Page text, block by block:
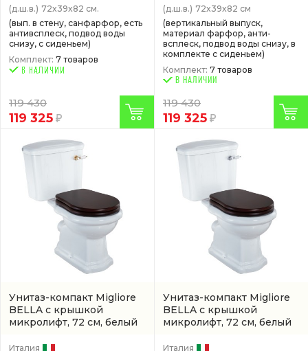
(д.ш.в.) 72x39x82 см.
(вып. в стену, санфарфор, есть
антивсплеск, подвод воды
снизу, с сиденьем)
Комплект: 7 товаров
119 430
119 325
(д.ш.в.) 72x39x82 см
(вертикальный выпуск,
материал фарфор, анти-
всплеск, подвод воды снизу, в
комплекте с сиденьем)
Комплект: 7 товаров
В НАЛИЧИИ
119 430
119 325
Унитаз-компакт Migliore
BELLA с крышкой
микролифт, 72 см, белый
Италия
Унитаз-компакт Migliore
BELLA с крышкой
микролифт, 72 см, белый
Италия